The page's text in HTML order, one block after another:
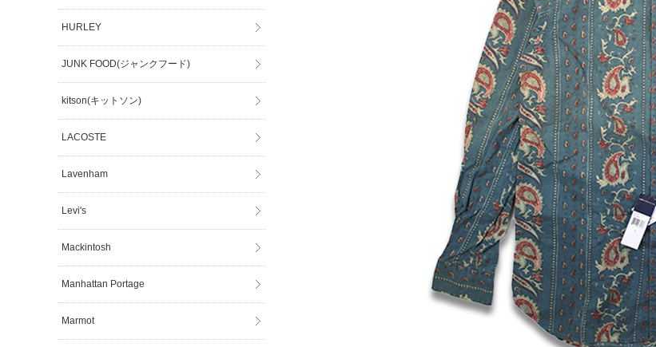
HURLEY
JUNK FOOD(ジャンクフード)
kitson(キットソン)
LACOSTE
Lavenham
Levi's
Mackintosh
Manhattan Portage
Marmot